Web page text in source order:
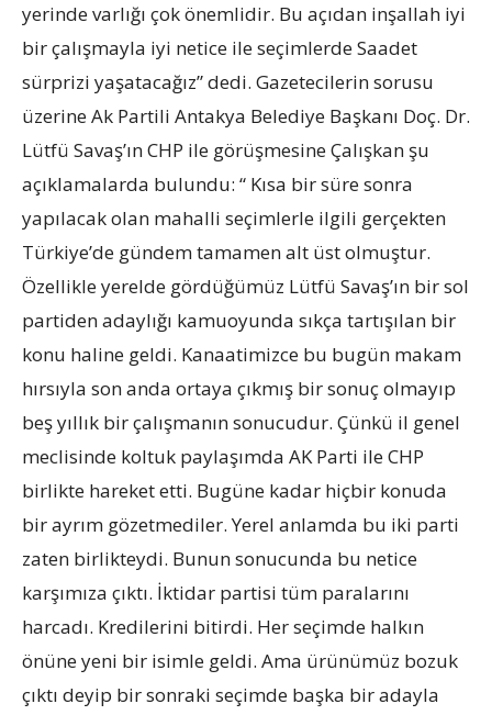
yerinde varlığı çok önemlidir. Bu açıdan inşallah iyi
bir çalışmayla iyi netice ile seçimlerde Saadet
sürprizi yaşatacağız” dedi. Gazetecilerin sorusu
üzerine Ak Partili Antakya Belediye Başkanı Doç. Dr.
Lütfü Savaş’ın CHP ile görüşmesine Çalışkan şu
açıklamalarda bulundu: “ Kısa bir süre sonra
yapılacak olan mahalli seçimlerle ilgili gerçekten
Türkiye’de gündem tamamen alt üst olmuştur.
Özellikle yerelde gördüğümüz Lütfü Savaş’ın bir sol
partiden adaylığı kamuoyunda sıkça tartışılan bir
konu haline geldi. Kanaatimizce bu bugün makam
hırsıyla son anda ortaya çıkmış bir sonuç olmayıp
beş yıllık bir çalışmanın sonucudur. Çünkü il genel
meclisinde koltuk paylaşımda AK Parti ile CHP
birlikte hareket etti. Bugüne kadar hiçbir konuda
bir ayrım gözetmediler. Yerel anlamda bu iki parti
zaten birlikteydi. Bunun sonucunda bu netice
karşımıza çıktı. İktidar partisi tüm paralarını
harcadı. Kredilerini bitirdi. Her seçimde halkın
önüne yeni bir isimle geldi. Ama ürünümüz bozuk
çıktı deyip bir sonraki seçimde başka bir adayla